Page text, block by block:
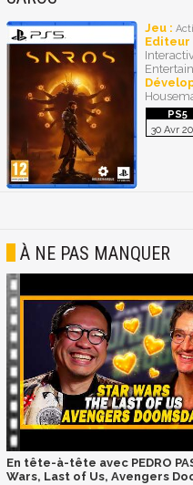
Jeu :
Editeur
30 Avr
À NE PAS MANQUER
En tête-à-tête avec PEDRO
Wars, Last of Us, Avengers